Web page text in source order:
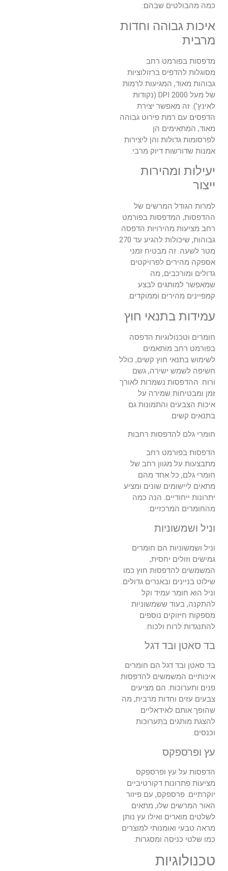
כמה מהבולטים שבהם:
איכות גבוהה וחדות
מרבית
מדפסות בפורמט רחב
מסוגלות להדפיס ברזולוציות
גבוהות מאוד, המגיעות לרמות
של מעל 2000 DPI (נקודות
לאינץ'). זה מאפשר יצירת
הדפסים עם רמת פירוט גבוהה
מאוד, המתאימים הן
לפרסומות גדולות והן ליצירות
אמנות שדורשות דיוק מרבי.
יעילות ומהירות
ייצור
למרות הגודל המרשים של
ההדפסות, המדפסות בפורמט
רחב מציעות מהירויות הדפסה
גבוהות, שיכולות להגיע עד 270
מטר לשעה. זה מבטיח זמני
אספקה מהירים לפרויקטים
גדולים ומורכבים, מה
שמאפשר למותגים לבצע
קמפיינים מהירים וממוקדים.
עמידות בתנאי חוץ
חומרים וטכנולוגיות הדפסה
בפורמט רחב מותאמים
לשימוש בתנאי חוץ קשים, כולל
חשיפה לשמש ישירה, גשם
ורוח. ההדפסות נשמרות לאורך
זמן ומבטיחות שמירה על
איכות הצבעים והתמונות גם
בתנאים קשים.
חומרי גלם להדפסות רחבות
הדפסות בפורמט רחב
מתבצעות על מגוון רחב של
חומרי גלם, כל אחד מהם
מתאים ליישומים שונים ומציע
יתרונות ייחודיים. הנה כמה
מהחומרים המרכזיים:
וניל ושמשוניות
וניל ושמשוניות הם חומרים
גמישים וזולים יחסית,
המשמשים להדפסות חוץ כמו
שילוט בניינים ובאנרים גדולים.
וניל הוא חומר עמיד וקל
להתקנה, בעוד ששמשוניות
מספקות חיזוקים נוספים
להתנגדות לרוח ולכוח.
בד סאטן ובד דגל
בד סאטן ובד דגל הם חומרים
איכותיים המשמשים להדפסות
פנים ותערוכות. הם מציעים
צבעים עזים וחדות מרבית, מה
שהופך אותם לאידאליים
להצגת מותגים בתערוכות
וכנסים.
עץ ופרספקס
הדפסות על עץ ופרספקס
מציעות פתרונות דקורטיביים
יוקרתיים. פרספקס, עם פיזור
האור המרשים שלו, מתאים
לשלטים מוארים ואילו עץ נותן
מראה טבעי ואומנותי למוצרים
כמו שלטי כניסה ומסגרות.
טכנולוגיות